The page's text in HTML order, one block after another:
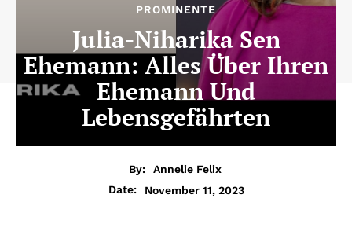
PROMINENTE
Julia-Niharika Sen
Ehemann: Alles Über Ihren
Ehemann Und
Lebensgefährten
By:
Annelie Felix
Date:
November 11, 2023